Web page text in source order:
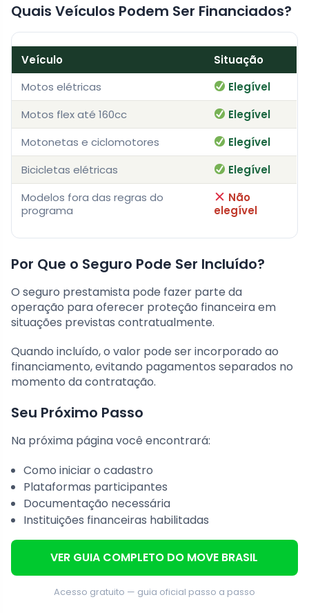
Quais Veículos Podem Ser Financiados?
Veículo
Situação
Motos elétricas
Elegível
Motos flex até 160cc
Elegível
Motonetas e ciclomotores
Elegível
Bicicletas elétricas
Elegível
Modelos fora das regras do
programa
Não
elegível
Por Que o Seguro Pode Ser Incluído?
O seguro prestamista pode fazer parte da
operação para oferecer proteção financeira em
situações previstas contratualmente.
Quando incluído, o valor pode ser incorporado ao
financiamento, evitando pagamentos separados no
momento da contratação.
Seu Próximo Passo
Na próxima página você encontrará:
Como iniciar o cadastro
Plataformas participantes
Documentação necessária
Instituições financeiras habilitadas
VER GUIA COMPLETO DO MOVE BRASIL
Acesso gratuito — guia oficial passo a passo